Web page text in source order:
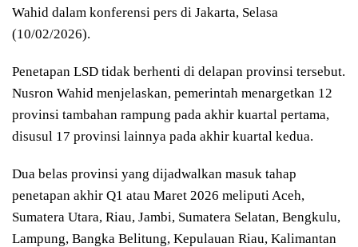
Wahid dalam konferensi pers di Jakarta, Selasa
(10/02/2026).
Penetapan LSD tidak berhenti di delapan provinsi tersebut.
Nusron Wahid menjelaskan, pemerintah menargetkan 12
provinsi tambahan rampung pada akhir kuartal pertama,
disusul 17 provinsi lainnya pada akhir kuartal kedua.
Dua belas provinsi yang dijadwalkan masuk tahap
penetapan akhir Q1 atau Maret 2026 meliputi Aceh,
Sumatera Utara, Riau, Jambi, Sumatera Selatan, Bengkulu,
Lampung, Bangka Belitung, Kepulauan Riau, Kalimantan